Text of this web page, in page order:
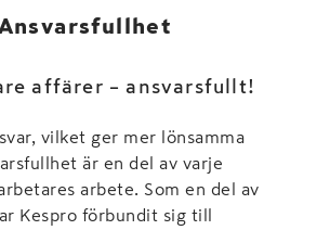
Ansvarsfullhet
affärer – ansvarsfullt!
vilket ger mer lönsamma
är en del av varje
arbete. Som en del av
Kespro förbundit sig till